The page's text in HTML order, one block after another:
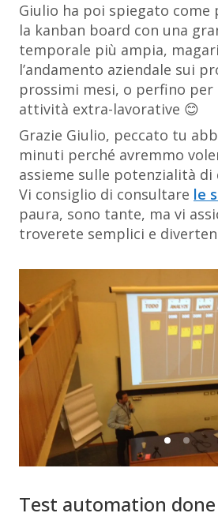
Giulio ha poi spiegato
la kanban board con una
temporale più ampia,
l’andamento aziendale sui
prossimi mesi, o perfino per
attività extra-lavorative 😊
Grazie Giulio, peccato tu
minuti perché avremmo
assieme sulle potenzialità
Vi consiglio di consultare le
paura, sono tante, ma vi
troverete semplici e
Test automation done